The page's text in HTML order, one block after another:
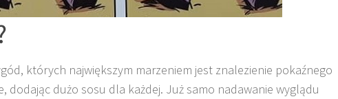
których największym marzeniem jest znalezienie pokaźnego
dodając dużo sosu dla każdej. Już samo nadawanie wyglądu